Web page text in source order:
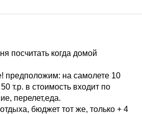
посчитать когда домой
предположим: на самолете 10
т.р. в стоимость входит по
перелет,еда.
бюджет тот же, только + 4